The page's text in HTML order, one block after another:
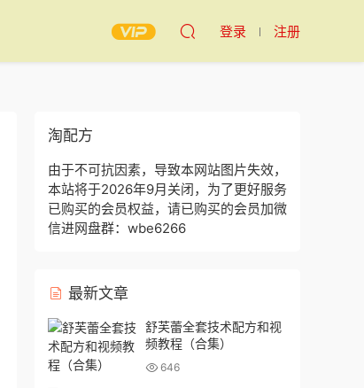
登录 注册
淘配方
由于不可抗因素，导致本网站图片失效，
本站将于2026年9月关闭，为了更好服务
已购买的会员权益，请已购买的会员加微
信进网盘群：wbe6266
最新文章
舒芙蕾全套技术配方和视
频教程（合集）
646